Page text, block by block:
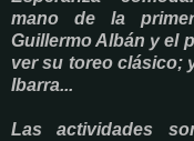
mano de la
Guillermo Albán y el
ver su toreo clásico;
Ibarra...
Las actividades